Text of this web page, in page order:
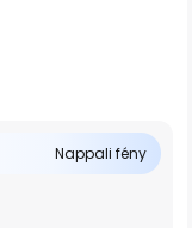
Nappali fény